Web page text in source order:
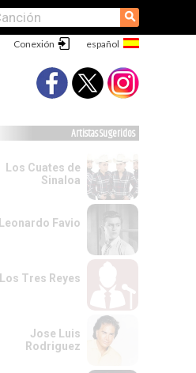
⚲
Conexión
Artistas Sugeridos
Los Cuates de
Sinaloa
Leonardo Favio
Los Tres Reyes
Jose Luis
Rodriguez